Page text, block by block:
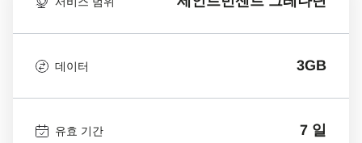
데이터 3GB
유효 기간 7 일